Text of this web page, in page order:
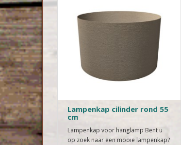
Lampenkap cilinder rond 55
cm
Lampenkap voor hanglamp Bent u
op zoek naar een mooie lampenkap?